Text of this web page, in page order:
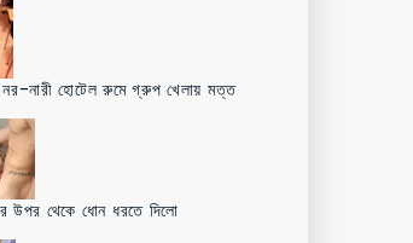
নারী হোটেল রুমে গ্রুপ খেলায় মত্ত
উপর থেকে ধোন ধরতে দিলো